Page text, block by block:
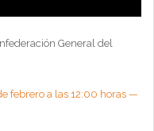
General del
febrero a las 12:00 horas —